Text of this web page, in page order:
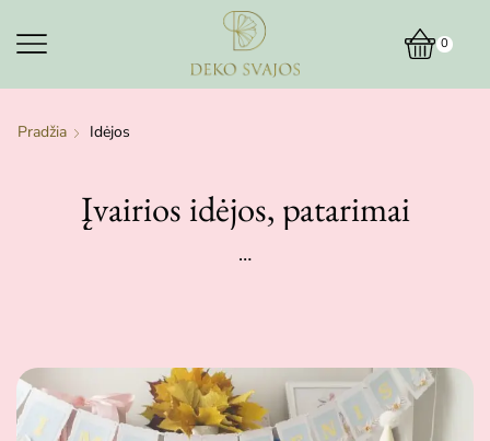
0
Pradžia Idėjos
Įvairios idėjos, patarimai
…